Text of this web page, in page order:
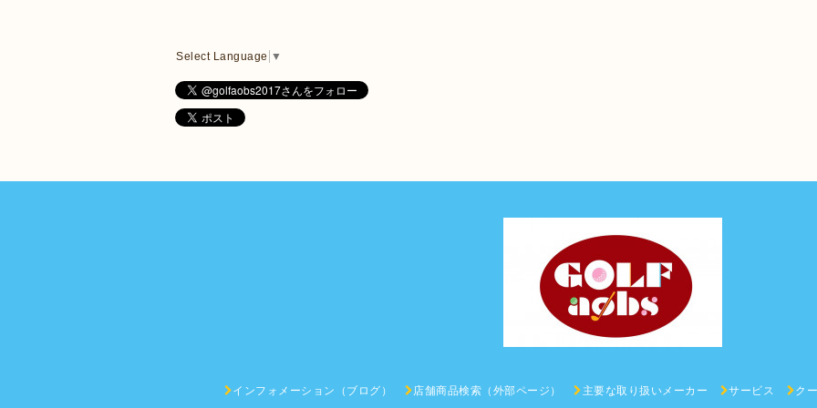
Select Language ▼
インフォメーション（ブログ） 店舗商品検索（外部ページ） 主要な取り扱いメーカー サービス ク